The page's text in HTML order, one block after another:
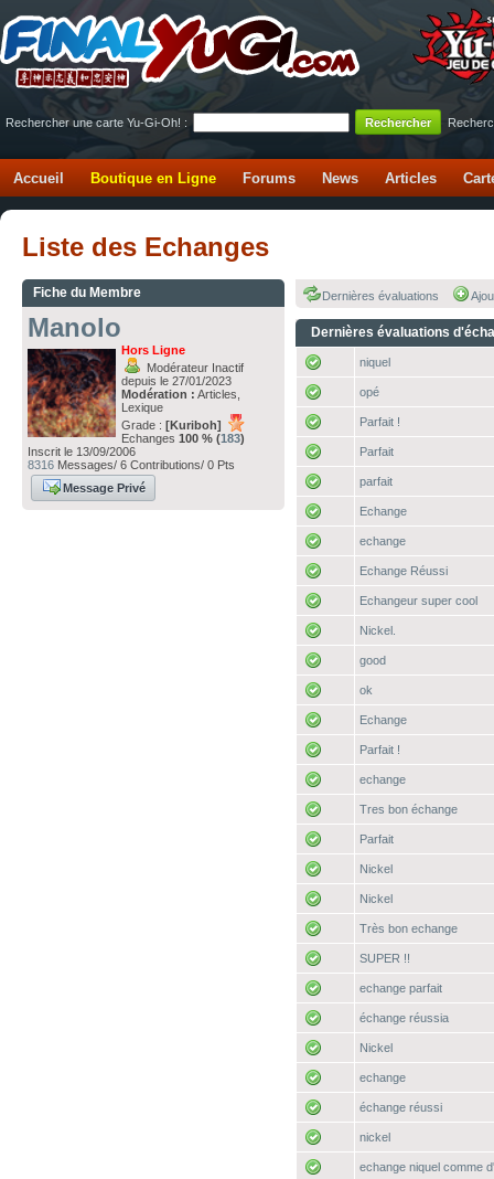
Rechercher une carte Yu-Gi-Oh! :
Accueil Boutique en Ligne Forums News Articles
Liste des Echanges
Fiche du Membre
Manolo
Hors Ligne
Modérateur Inactif
depuis le 27/01/2023
Modération : Articles,
Lexique
Grade : [Kuriboh]
Echanges 100 % (183)
Inscrit le 13/09/2006
8316 Messages/ 6 Contributions/ 0 Pts
Message Privé
Dernières évaluations
Dernières évaluations
niquel
opé
Parfait !
Parfait
parfait
Echange
echange
Echange Réussi
Echangeur super cool
Nickel.
good
ok
Echange
Parfait !
echange
Tres bon échange
Parfait
Nickel
Nickel
Très bon echange
SUPER !!
echange parfait
échange réussia
Nickel
echange
échange réussi
nickel
echange niquel comme